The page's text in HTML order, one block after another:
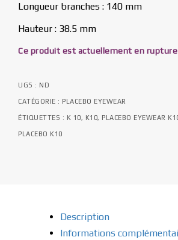
Longueur branches : 140 mm
Hauteur : 38.5 mm
Ce produit est actuellement en
UGS : ND
CATÉGORIE : PLACEBO EYEWEAR
ÉTIQUETTES : K 10, K10, PLACEBO EYEWEAR
PLACEBO K10
Description
Informations